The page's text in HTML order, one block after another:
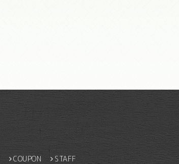
COUPON STAFF